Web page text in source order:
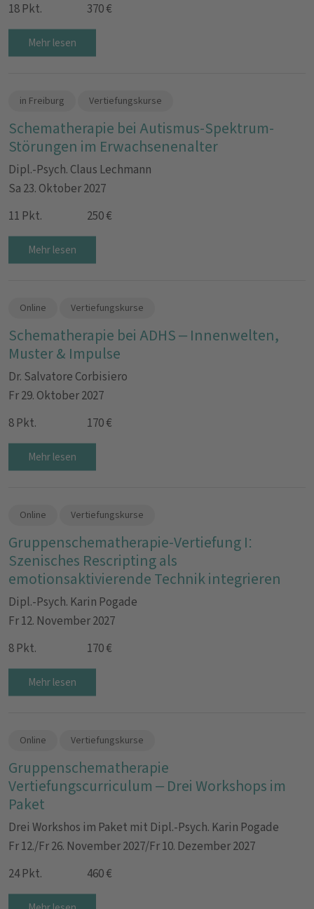
18 Pkt.
370 €
Mehr lesen
in Freiburg Vertiefungskurse
Schematherapie bei Autismus-Spektrum-
Störungen im Erwachsenenalter
Dipl.-Psych. Claus Lechmann
Sa 23. Oktober 2027
11 Pkt.
250 €
Mehr lesen
Online Vertiefungskurse
Schematherapie bei ADHS – Innenwelten,
Muster & Impulse
Dr. Salvatore Corbisiero
Fr 29. Oktober 2027
8 Pkt.
170 €
Mehr lesen
Online Vertiefungskurse
Gruppenschematherapie-Vertiefung I:
Szenisches Rescripting als
emotionsaktivierende Technik integrieren
Dipl.-Psych. Karin Pogade
Fr 12. November 2027
8 Pkt.
170 €
Mehr lesen
Online Vertiefungskurse
Gruppenschematherapie
Vertiefungscurriculum – Drei Workshops im
Paket
Drei Workshos im Paket mit Dipl.-Psych. Karin Pogade
Fr 12./Fr 26. November 2027/Fr 10. Dezember 2027
24 Pkt.
460 €